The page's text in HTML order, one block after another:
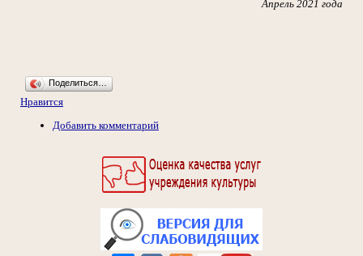
Апрель 2021 года
Поделиться…
Нравится
Добавить комментарий